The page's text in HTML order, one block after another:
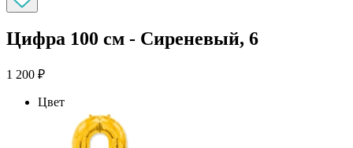
Цифра 100 см - Сиреневый, 6
1 200 ₽
Цвет